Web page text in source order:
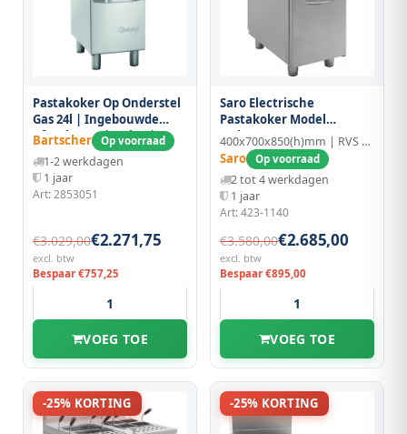
Pastakoker Op Onderstel
Gas 24l | Ingebouwde
Aftapkraan | 8.7kw |
400x700x850(h)mm
Bartscher Op voorraad
1-2 werkdagen
1 jaar
Art: 2853051
€3.029,00€2.271,75
excl. btw
Bespaar €757,25
VOEG TOE
Saro Electrische
Pastakoker Model
E7/kpe1v40
400x700x850(h)mm | RVS | 28L
Saro Op voorraad
2 tot 4 werkdagen
1 jaar
Art: 423-1140
€3.580,00€2.685,00
excl. btw
Bespaar €895,00
VOEG TOE
-25% KORTING -25% KORTING